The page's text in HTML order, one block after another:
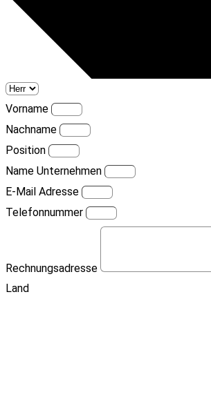
Vorname
Nachname
Position
Name Unternehmen
E-Mail Adresse
Telefonnummer
Rechnungsadresse
Land